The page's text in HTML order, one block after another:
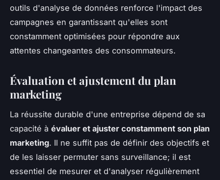
outils d'analyse de données renforce l'impact des
campagnes en garantissant qu'elles sont
constamment optimisées pour répondre aux
attentes changeantes des consommateurs.
Évaluation et ajustement du plan
marketing
La réussite durable d'une entreprise dépend de sa
capacité à évaluer et ajuster constamment son plan
marketing. Il ne suffit pas de définir des objectifs et
de les laisser permuter sans surveillance; il est
essentiel de mesurer et d'analyser régulièrement